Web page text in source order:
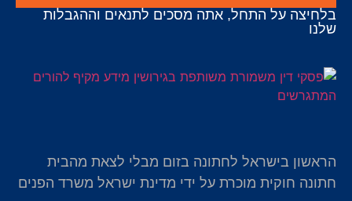
בלחיצה על התחל, אתה מסכים לתנאים וההגבלות
שלנו
הראשון בישראל לחתונה בזום מבלי לצאת מהבית
חתונה חוקית מוכרת על ידי מדינת ישראל משרד הפנים